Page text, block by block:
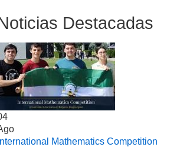
Destacadas
International Mathematics Competition